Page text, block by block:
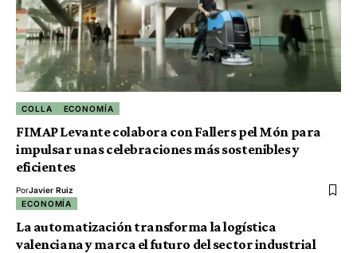
COLLA ECONOMÍA
FIMAP Levante colabora con Fallers pel Món para
impulsar unas celebraciones más sostenibles y
eficientes
PorJavier Ruiz
ECONOMÍA
La automatización transforma la logística
valenciana y marca el futuro del sector industrial